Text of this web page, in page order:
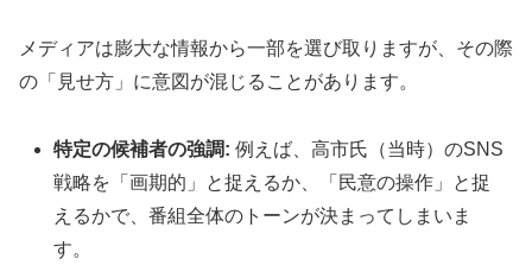
メディアは膨大な情報から一部を選び取りますが、その際
の「見せ方」に意図が混じることがあります。
特定の候補者の強調: 例えば、高市氏（当時）のSNS
戦略を「画期的」と捉えるか、「民意の操作」と捉
えるかで、番組全体のトーンが決まってしまいま
す。